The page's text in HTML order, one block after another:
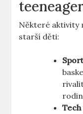
Některé aktivity
starší ‌děti: